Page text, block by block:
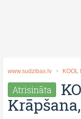
www.sudzibas.lv KOOL
Atrisināta